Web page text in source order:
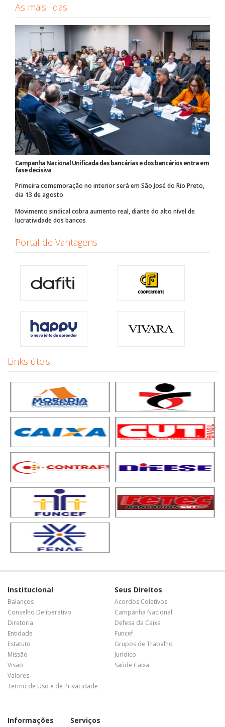
As mais lidas
Campanha Nacional Unificada das bancárias e dos bancários entra em
fase decisiva
Primeira comemoração no interior será em São José do Rio Preto,
dia 13 de agosto
Movimento sindical cobra aumento real, diante do alto nível de
lucratividade dos bancos
Portal de Vantagens
Links úteis
Institucional
Balanços
Conselho Deliberativo
Diretoria
Entidade
Estatuto
Missão
Visão
Valores
Termo de Uso e de Privacidade
Seus Direitos
Acordos Coletivos
Campanha Nacional
Defesa da Caixa
Funcef
Grupos de Trabalho
Jurídico
Saúde Caixa
Informações Serviços